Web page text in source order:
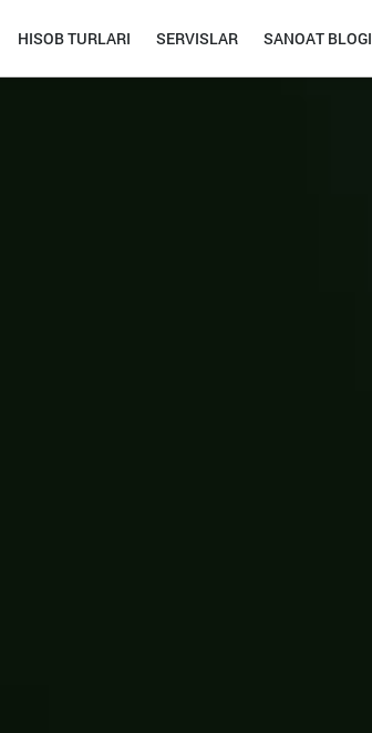
HISOB TURLARI SERVISLAR SANOAT BLOGI